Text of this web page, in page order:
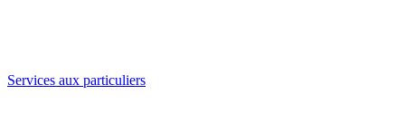
Services aux particuliers